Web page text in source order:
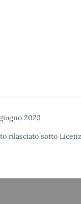
2023
rilasciato sotto